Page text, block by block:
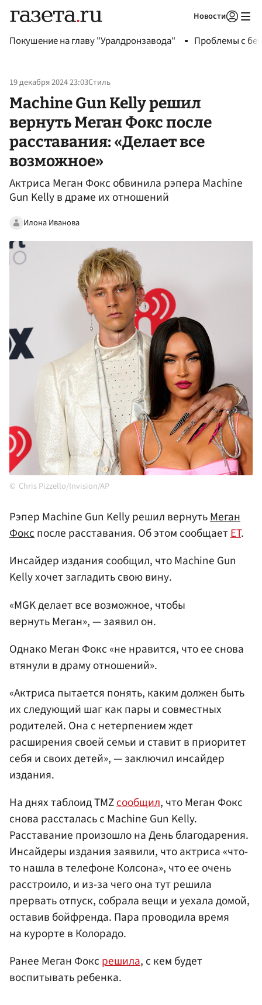
Новости
Покушение на главу "Уралдронзавода" Проблемы с
19 декабря 2024 23:03Стиль
Machine Gun Kelly решил
вернуть Меган Фокс после
расставания: «Делает все
возможное»
Актриса Меган Фокс обвинила рэпера Machine
Gun Kelly в драме их отношений
Илона Иванова
Chris Pizzello/Invision/AP
Рэпер Machine Gun Kelly решил вернутьМеган
Фокспосле расставания. Об этом сообщаетET.
Инсайдер издания сообщил, что Machine Gun
Kelly хочет загладить свою вину.
«MGK делает все возможное, чтобы
вернуть Меган», — заявил он.
Однако Меган Фокс «не нравится, что ее снова
втянули в драму отношений».
«Актриса пытается понять, каким должен быть
их следующий шаг как пары и совместных
родителей. Она с нетерпением ждет
расширения своей семьи и ставит в приоритет
себя и своих детей», — заключил инсайдер
издания.
На днях таблоид TMZсообщил, что Меган Фокс
снова рассталась с Machine Gun Kelly.
Расставание произошло на День благодарения.
Инсайдеры издания заявили, что актриса «что-
то нашла в телефоне Колсона», что ее очень
расстроило, и из-за чего она тут решила
прервать отпуск, собрала вещи и уехала домой,
оставив бойфренда. Пара проводила время
на курорте в Колорадо.
Ранее Меган Фокс решила, с кем будет
воспитывать ребенка.